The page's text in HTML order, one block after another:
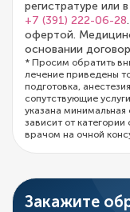
регистратуре или
+7 (391) 222-06-28
офертой.
основании
* Просим обратить
лечение приведены
подготовка,
сопутствующие
указана минимальная
зависит от
врачом на очной
Закажите